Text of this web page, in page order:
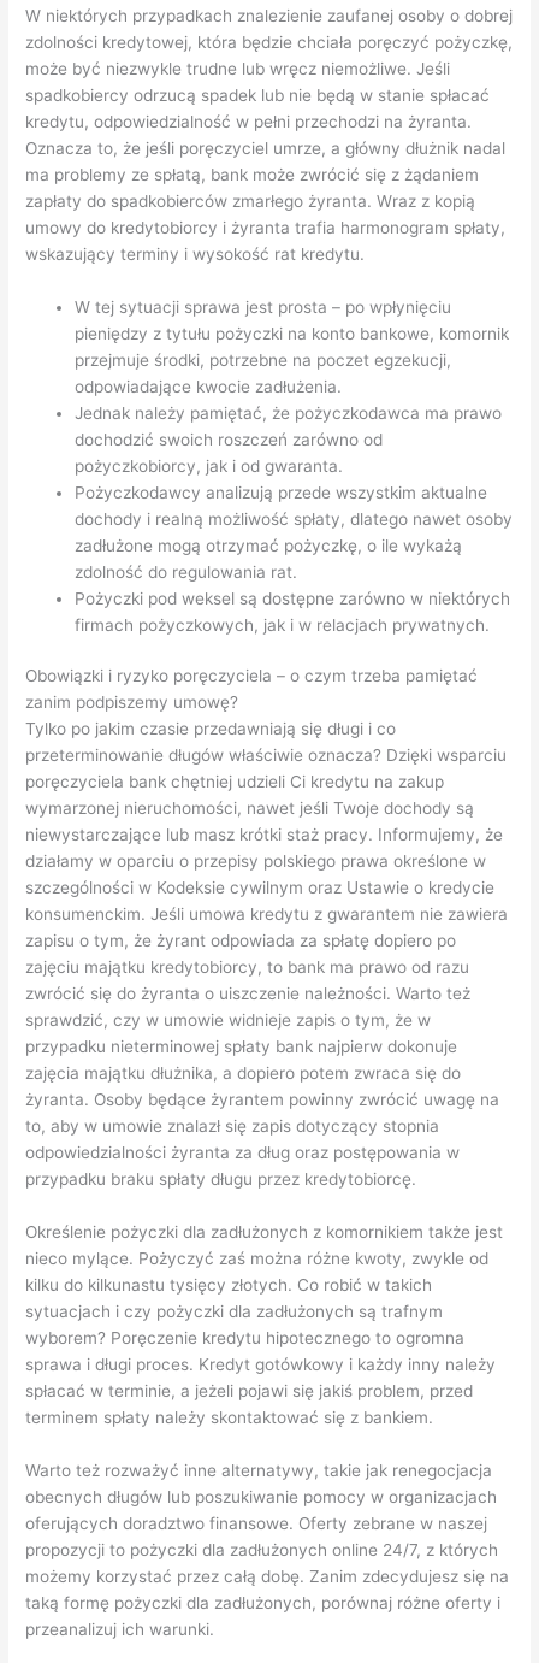
W niektórych przypadkach znalezienie zaufanej osoby o dobrej
zdolności kredytowej, która będzie chciała poręczyć pożyczkę,
może być niezwykle trudne lub wręcz niemożliwe. Jeśli
spadkobiercy odrzucą spadek lub nie będą w stanie spłacać
kredytu, odpowiedzialność w pełni przechodzi na żyranta.
Oznacza to, że jeśli poręczyciel umrze, a główny dłużnik nadal
ma problemy ze spłatą, bank może zwrócić się z żądaniem
zapłaty do spadkobierców zmarłego żyranta. Wraz z kopią
umowy do kredytobiorcy i żyranta trafia harmonogram spłaty,
wskazujący terminy i wysokość rat kredytu.
W tej sytuacji sprawa jest prosta – po wpłynięciu
pieniędzy z tytułu pożyczki na konto bankowe, komornik
przejmuje środki, potrzebne na poczet egzekucji,
odpowiadające kwocie zadłużenia.
Jednak należy pamiętać, że pożyczkodawca ma prawo
dochodzić swoich roszczeń zarówno od
pożyczkobiorcy, jak i od gwaranta.
Pożyczkodawcy analizują przede wszystkim aktualne
dochody i realną możliwość spłaty, dlatego nawet osoby
zadłużone mogą otrzymać pożyczkę, o ile wykażą
zdolność do regulowania rat.
Pożyczki pod weksel są dostępne zarówno w niektórych
firmach pożyczkowych, jak i w relacjach prywatnych.
Obowiązki i ryzyko poręczyciela – o czym trzeba pamiętać
zanim podpiszemy umowę?
Tylko po jakim czasie przedawniają się długi i co
przeterminowanie długów właściwie oznacza? Dzięki wsparciu
poręczyciela bank chętniej udzieli Ci kredytu na zakup
wymarzonej nieruchomości, nawet jeśli Twoje dochody są
niewystarczające lub masz krótki staż pracy. Informujemy, że
działamy w oparciu o przepisy polskiego prawa określone w
szczególności w Kodeksie cywilnym oraz Ustawie o kredycie
konsumenckim. Jeśli umowa kredytu z gwarantem nie zawiera
zapisu o tym, że żyrant odpowiada za spłatę dopiero po
zajęciu majątku kredytobiorcy, to bank ma prawo od razu
zwrócić się do żyranta o uiszczenie należności. Warto też
sprawdzić, czy w umowie widnieje zapis o tym, że w
przypadku nieterminowej spłaty bank najpierw dokonuje
zajęcia majątku dłużnika, a dopiero potem zwraca się do
żyranta. Osoby będące żyrantem powinny zwrócić uwagę na
to, aby w umowie znalazł się zapis dotyczący stopnia
odpowiedzialności żyranta za dług oraz postępowania w
przypadku braku spłaty długu przez kredytobiorcę.
Określenie pożyczki dla zadłużonych z komornikiem także jest
nieco mylące. Pożyczyć zaś można różne kwoty, zwykle od
kilku do kilkunastu tysięcy złotych. Co robić w takich
sytuacjach i czy pożyczki dla zadłużonych są trafnym
wyborem? Poręczenie kredytu hipotecznego to ogromna
sprawa i długi proces. Kredyt gotówkowy i każdy inny należy
spłacać w terminie, a jeżeli pojawi się jakiś problem, przed
terminem spłaty należy skontaktować się z bankiem.
Warto też rozważyć inne alternatywy, takie jak renegocjacja
obecnych długów lub poszukiwanie pomocy w organizacjach
oferujących doradztwo finansowe. Oferty zebrane w naszej
propozycji to pożyczki dla zadłużonych online 24/7, z których
możemy korzystać przez całą dobę. Zanim zdecydujesz się na
taką formę pożyczki dla zadłużonych, porównaj różne oferty i
przeanalizuj ich warunki.